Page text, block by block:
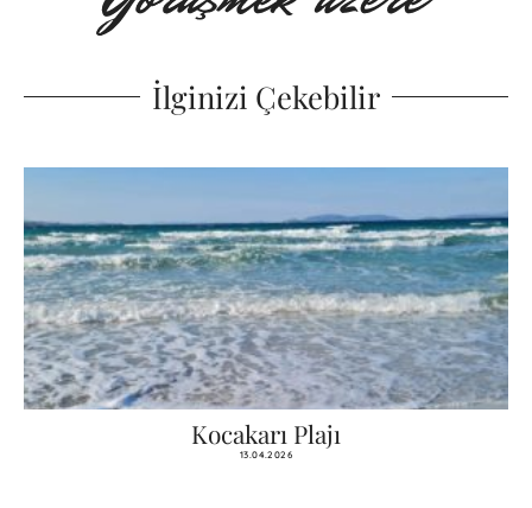
İlginizi Çekebilir
Kocakarı Plajı
13.04.2026